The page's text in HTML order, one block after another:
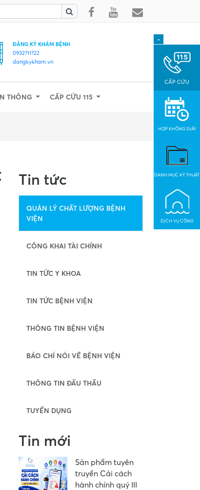
ĐĂNG KÝ KHÁM BỆNH
0932711722
dangkykham.vn
THÔNG CẤP CỨU 115
Tin tức
QUẢN LÝ CHẤT LƯỢNG BỆNH
VIỆN
CÔNG KHAI TÀI CHÍNH
TIN TỨC Y KHOA
TIN TỨC BỆNH VIỆN
THÔNG TIN BỆNH VIỆN
BÁO CHÍ NÓI VỀ BỆNH VIỆN
THÔNG TIN ĐẤU THẦU
TUYỂN DỤNG
Tin mới
Sản phẩm tuyên
truyền Cải cách
hành chính quý III
-
CẤP CỨU
HỌP KHÔNG GIẤY
DANH MỤC KỶ THUẬT
DỊCH VỤ CÔNG